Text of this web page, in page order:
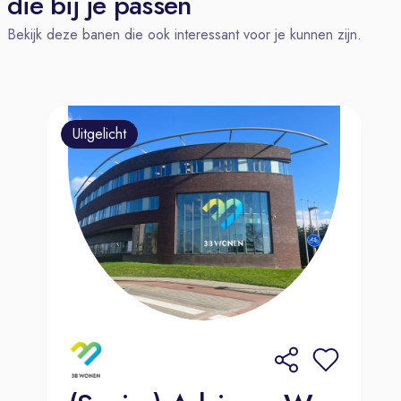
begon zonder ervaring in de
autobranche, maar door trainingen en
Wat we van jou verwachten:
Een klantgerichte instelling en de
vaardigheid om mensen op hun
gemak te stellen.
Administratieve vaardigheden, je
houdt het overzicht en zorgt dat alles
soepel verloopt.
Flexibiliteit, want elke dag is anders
en soms moet je snel schakelen.
Wat kan je van ons verwachten?
Bij Amega kom je terecht in een
Bekijk deze banen die ook interessant voor je kunnen zijn.
Uitgelicht